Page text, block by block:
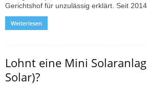
Gerichtshof für unzulässig erklärt. Seit 2014
Weiterlesen
Lohnt eine Mini
Solar)?